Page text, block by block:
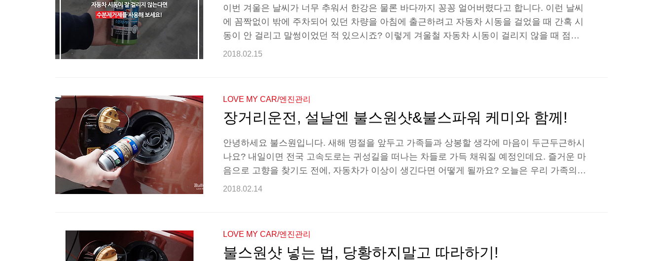
이번 겨울은 날씨가 너무 추워서 한강은 물론 바다까지 꽁꽁 얼어버렸다고 합니다. 이런 날씨
에 꼼짝없이 밖에 주차되어 있던 차량을 아침에 출근하려고 자동차 시동을 걸었을 때 간혹 시
동이 안 걸리고 말썽이었던 적 있으시죠? 이렇게 겨울철 자동차 시동이 걸리지 않을 때 점검
해보아야 하는 사항을 카드로 보는 불스원 이슈를 통해 알아보도록 하겠습니다. 날씨가 너무
배터리 상단에 인디게이터라는 점검창을 확인할 수 있습니다. 녹색이면 정상, 검은..
2018.02.15
LOVE MY CAR/엔진관리
장거리운전, 설날엔 불스원샷&불스파워 케미와 함께!
안녕하세요 불스원입니다. 새해 명절을 앞두고 가족들과 상봉할 생각에 마음이 두근두근하시
나요? 내일이면 전국 고속도로는 귀성길을 떠나는 차들로 가득 채워질 예정인데요. 즐거운 마
음으로 고향을 찾기도 전에, 자동차가 이상이 생긴다면 어떻게 될까요? 오늘은 우리 가족의
안전을 위해 미리 자동차 점검하고 쌩쌩하게 잘 달리길 바라며 자동차에 설날 선물과 같은 케
디션만큼 중요합니다. 최적의 엔진컨디션을 위해선 미리 점검과 대비가 필요한데요. 이는 우
리의 ..
2018.02.14
LOVE MY CAR/엔진관리
불스원샷 넣는 법, 당황하지말고 따라하기!